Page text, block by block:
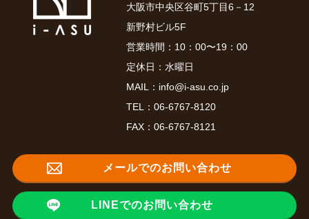
この度もたくさんのお問い合わせをいただきありがとうございました。
関西一円、マンション売却はイーアス不動産にお任せください。
シャルマンフジビルト・モアー勝山
売主様より専任にて売却依頼をいただきました。
大阪市生野区のマンション売却はイーアス不動産にお任せください。
2026.07.10
【成約御礼】淀川パークハウス
この度もたくさんのお問い合わせをいただきありがとうございました。
大阪市中央区谷町5丁目6－12
新野村ビル5F
営業時間：10：00〜19：00
定休日：水曜日
MAIL： info@i-asu.co.jp
TEL： 06-6767-8120
FAX：06-6767-8121
メールでのお問い合わせ
LINEでのお問い合わせ